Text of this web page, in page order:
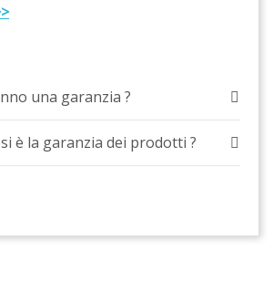
una garanzia ?
è la garanzia dei prodotti ?